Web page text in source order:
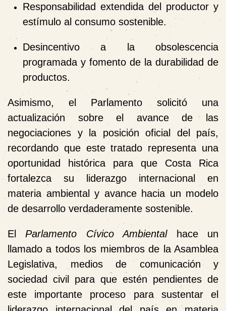
Responsabilidad extendida del productor y
estímulo al consumo sostenible.
Desincentivo a la obsolescencia
programada y fomento de la durabilidad de
productos.
Asimismo, el Parlamento solicitó una
actualización sobre el avance de las
negociaciones y la posición oficial del país,
recordando que este tratado representa una
oportunidad histórica para que Costa Rica
fortalezca su liderazgo internacional en
materia ambiental y avance hacia un modelo
de desarrollo verdaderamente sostenible.
ElParlamento Cívico Ambientalhace un
llamado a todos los miembros de la Asamblea
Legislativa, medios de comunicación y
sociedad civil para que estén pendientes de
este importante proceso para sustentar el